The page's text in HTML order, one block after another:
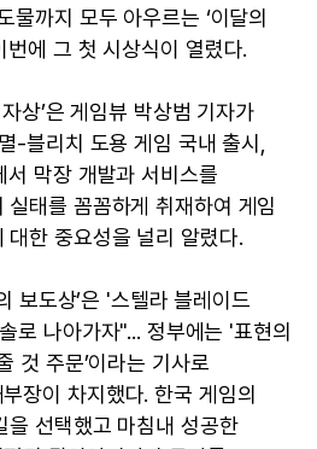
물까지 모두 아우르는 ‘이달의
번에 그 첫 시상식이 열렸다.
상’은 게임뷰 박상범 기자가
-블리치 도용 게임 국내 출시,
서 막장 개발과 서비스를
태를 꼼꼼하게 취재하여 게임
대한 중요성을 널리 알렸다.
보도상’은 '스텔라 블레이드
로 나아가자"... 정부에는 '표현의
것 주문’이라는 기사로
장이 차지했다. 한국 게임의
을 선택했고 마침내 성공한